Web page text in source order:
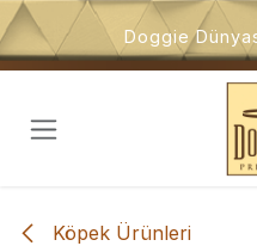
İçeriğe atla
Doggie
Köpek Ürünleri